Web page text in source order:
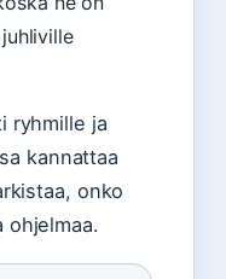
ryhmille ja
kannattaa
onko
ohjelmaa.